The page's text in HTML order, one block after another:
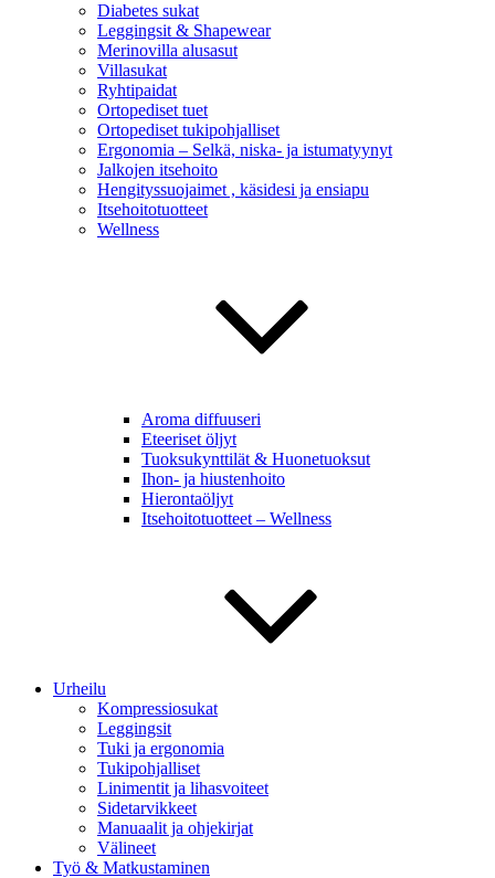
Diabetes sukat
Leggingsit & Shapewear
Merinovilla alusasut
Villasukat
Ryhtipaidat
Ortopediset tuet
Ortopediset tukipohjalliset
Ergonomia – Selkä, niska- ja istumatyynyt
Jalkojen itsehoito
Hengityssuojaimet , käsidesi ja ensiapu
Itsehoitotuotteet
Wellness
Aroma diffuuseri
Eteeriset öljyt
Tuoksukynttilät & Huonetuoksut
Ihon- ja hiustenhoito
Hierontaöljyt
Itsehoitotuotteet – Wellness
Urheilu
Kompressiosukat
Leggingsit
Tuki ja ergonomia
Tukipohjalliset
Linimentit ja lihasvoiteet
Sidetarvikkeet
Manuaalit ja ohjekirjat
Välineet
Työ & Matkustaminen